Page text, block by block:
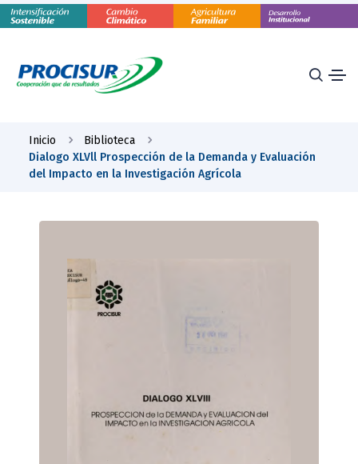
Inicio
Biblioteca
Dialogo XLVll Prospección de la Demanda y Evaluación
del Impacto en la Investigación Agrícola